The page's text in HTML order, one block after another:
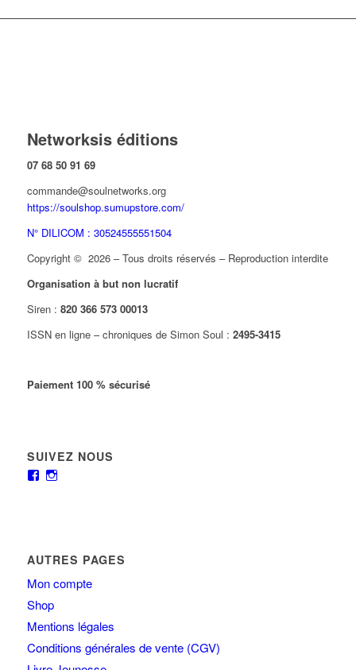
Networksis éditions
07 68 50 91 69
commande@soulnetworks.org
https://soulshop.sumupstore.com/
N° DILICOM : 30524555551504
Copyright © 2026 – Tous droits réservés – Reproduction interdite
Organisation à but non lucratif
Siren : 820 366 573 00013
ISSN en ligne – chroniques de Simon Soul : 2495-3415
Paiement 100 % sécurisé
SUIVEZ NOUS
AUTRES PAGES
Mon compte
Shop
Mentions légales
Conditions générales de vente (CGV)